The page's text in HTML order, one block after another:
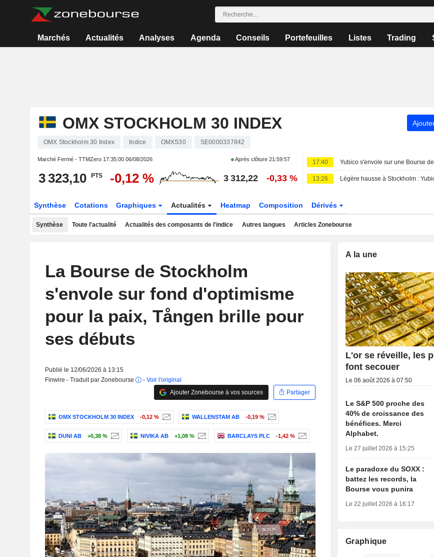
Marchés Actualités Analyses Agenda Conseils Portefeuilles Listes Trading
OMX STOCKHOLM 30 INDEX
OMX Stockholm 30 Index Indice OMXS30 SE0000337842
Marché Fermé - TTMZero 17:35:00 06/08/2026 Après clôture 21:59:57
3 323,10 PTS -0,12 % 3 312,22 -0,33 %
17:40
13:26
Synthèse Cotations Graphiques Actualités Heatmap Composition Dérivés
Synthèse Toute l'actualité Actualités des composants de l'indice Autres langues Articles Zonebourse
La Bourse de Stockholm
s'envole sur fond d'optimisme
pour la paix, Tången brille pour
ses débuts
Publié le 12/06/2026 à 13:15
Finwire - Traduit par Zonebourse
- Voir l'original
Ajouter Zonebourse à vos sources
Partager
OMX STOCKHOLM 30 INDEX -0,12 % WALLENSTAM AB -0,19 %
DUNI AB +0,38 % NIVIKA AB +1,08 % BARCLAYS PLC -1,42 %
A la une
L'or se réveille, les
font secouer
Le 06 août 2026 à 07:50
Le S&P 500 proche des
40% de croissance des
bénéfices. Merci
Alphabet.
Le 27 juillet 2026 à 15:25
Le paradoxe du SOXX :
battez les records, la
Bourse vous punira
Le 22 juillet 2026 à 16:17
Graphique